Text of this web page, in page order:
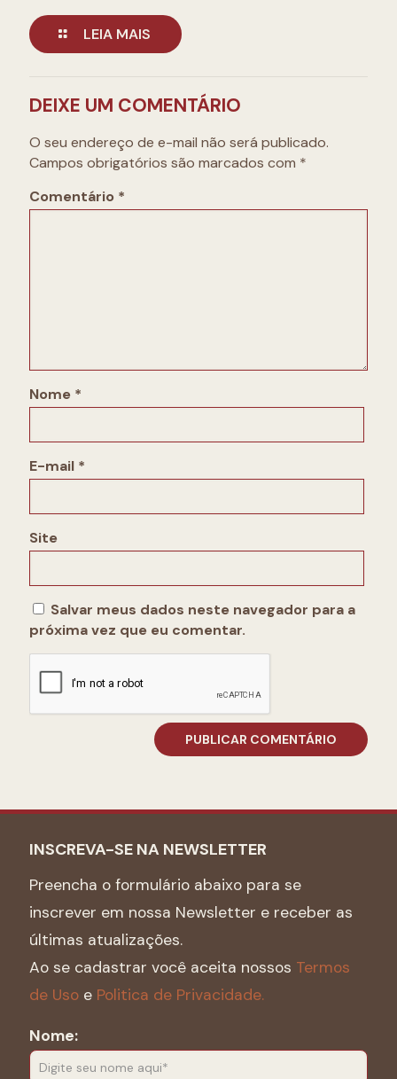
LEIA MAIS
DEIXE UM COMENTÁRIO
O seu endereço de e-mail não será publicado.
Campos obrigatórios são marcados com *
Comentário *
Nome *
E-mail *
Site
Salvar meus dados neste navegador para a
próxima vez que eu comentar.
INSCREVA-SE NA NEWSLETTER
Preencha o formulário abaixo para se
inscrever em nossa Newsletter e receber as
últimas atualizações.
Ao se cadastrar você aceita nossos Termos
de Uso e Politica de Privacidade.
Nome: